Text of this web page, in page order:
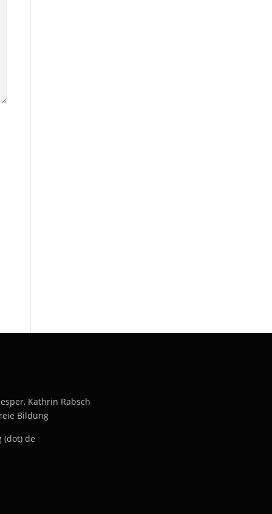
Kathrin Rabsch
Bildung
de